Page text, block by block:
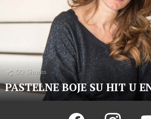
50 Shares
PASTELNE BOJE SU HIT U
facebook instagram